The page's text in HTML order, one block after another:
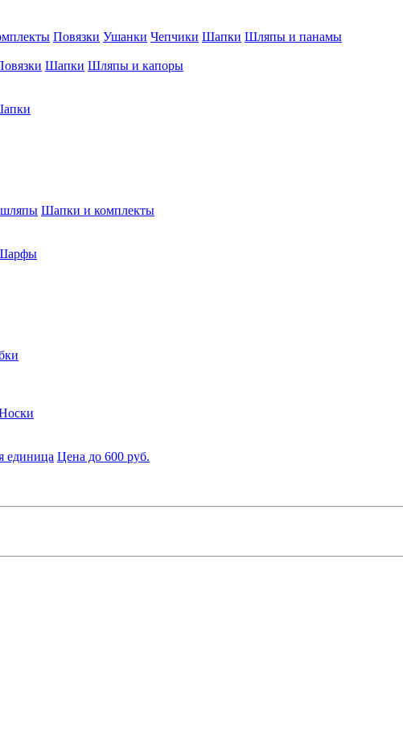
Повязки Ушанки Чепчики Шапки Шляпы и панамы
Шапки Шляпы и капоры
Шапки и комплекты
единица Цена до 600 руб.